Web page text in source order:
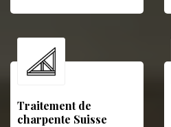
Traitement de
charpente Suisse